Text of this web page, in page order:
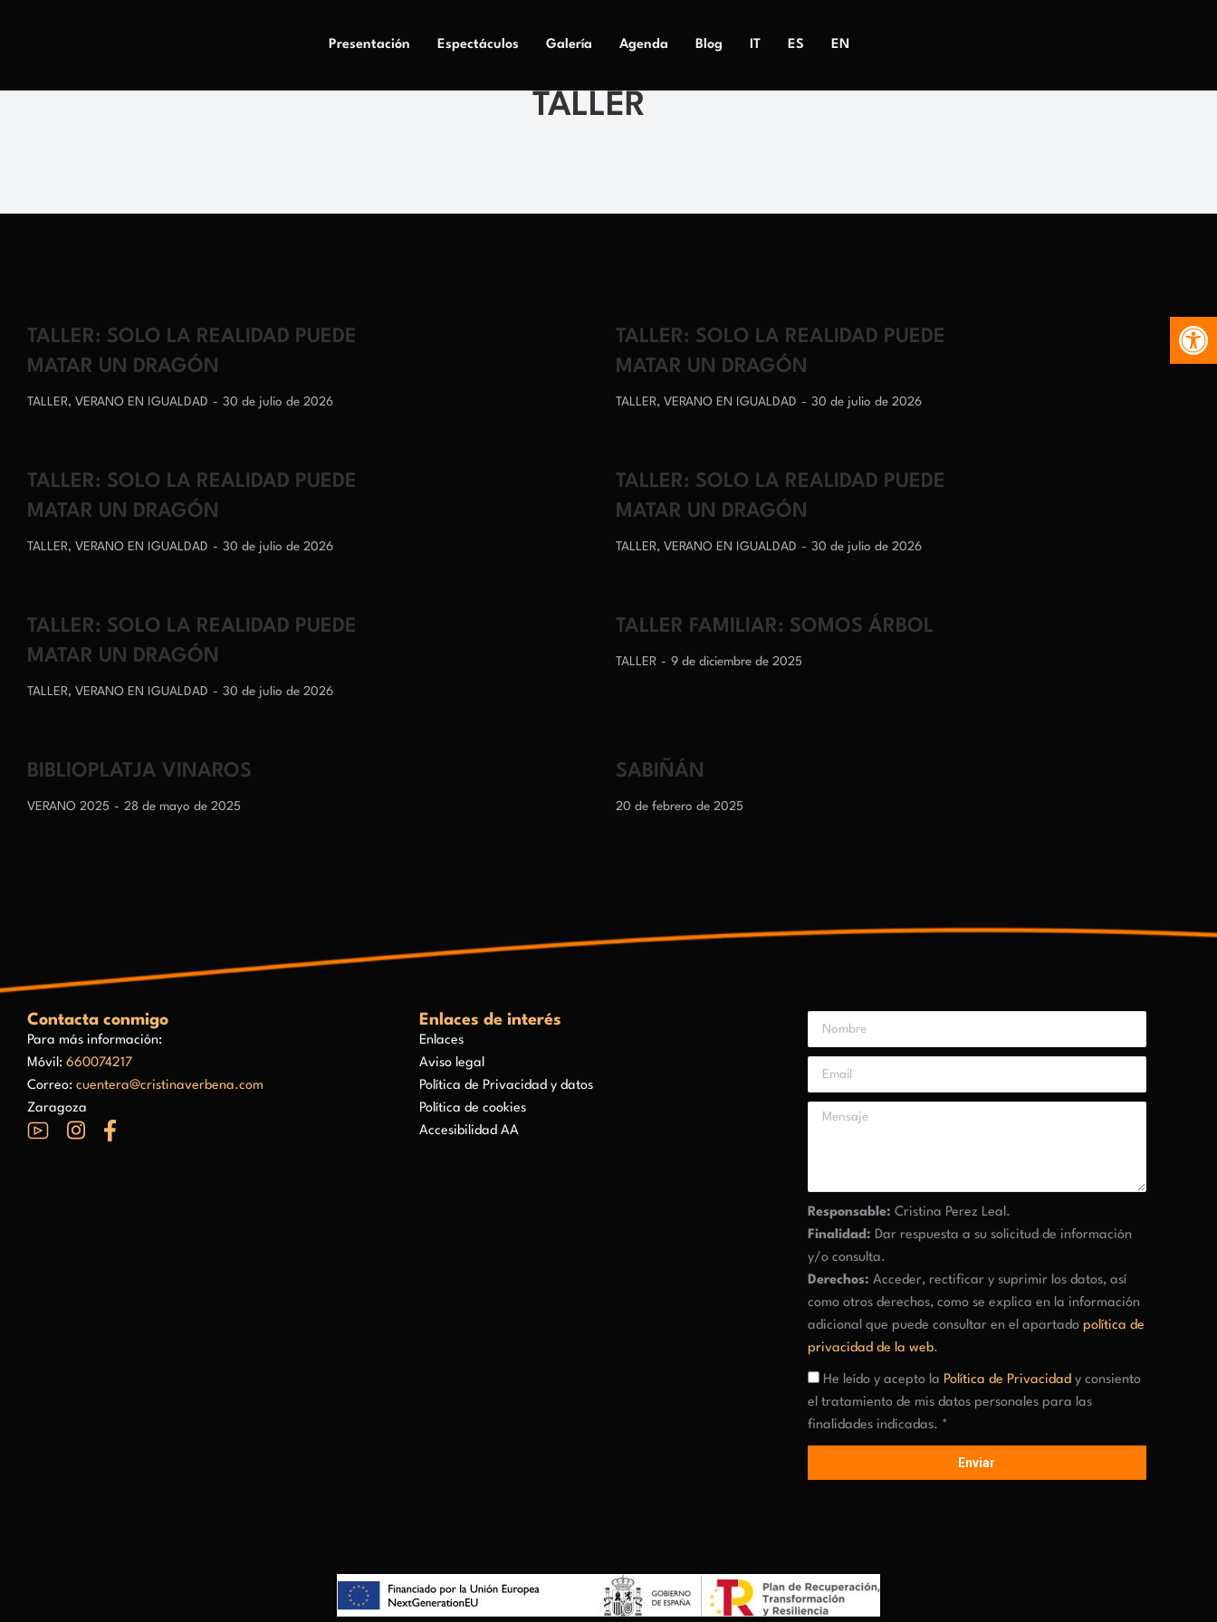
Presentación Espectáculos Galería Agenda Blog IT ES EN
TALLER
TALLER: SOLO LA REALIDAD PUEDE
MATAR UN DRAGÓN
TALLER, VERANO EN IGUALDAD 30 de julio de 2026
TALLER: SOLO LA REALIDAD PUEDE
MATAR UN DRAGÓN
TALLER, VERANO EN IGUALDAD 30 de julio de 2026
TALLER: SOLO LA REALIDAD PUEDE
MATAR UN DRAGÓN
TALLER, VERANO EN IGUALDAD 30 de julio de 2026
TALLER: SOLO LA REALIDAD PUEDE
MATAR UN DRAGÓN
TALLER, VERANO EN IGUALDAD 30 de julio de 2026
TALLER: SOLO LA REALIDAD PUEDE
MATAR UN DRAGÓN
TALLER, VERANO EN IGUALDAD 30 de julio de 2026
TALLER FAMILIAR: SOMOS ÁRBOL
TALLER 9 de diciembre de 2025
BIBLIOPLATJA VINAROS
VERANO 2025 28 de mayo de 2025
SABIÑÁN
20 de febrero de 2025
Contacta conmigo
Para más información:
Móvil: 660074217
Correo: cuentera@cristinaverbena.com
Zaragoza
Enlaces de interés
Enlaces
Aviso legal
Política de Privacidad y datos
Política de cookies
Accesibilidad AA
Responsable: Cristina Perez Leal.
Finalidad: Dar respuesta a su solicitud de información
y/o consulta.
Derechos: Acceder, rectificar y suprimir los datos, así
como otros derechos, como se explica en la información
adicional que puede consultar en el apartadopolítica de
privacidad de la web.
He leído y acepto la Política de Privacidad y consiento
el tratamiento de mis datos personales para las
finalidades indicadas. *
Enviar